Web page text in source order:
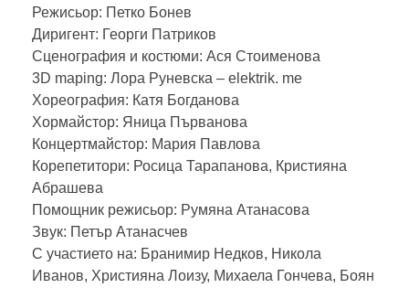
Режисьор: Петко Бонев
Диригент: Георги Патриков
Сценография и костюми: Ася Стоименова
3D maping: Лора Руневска – elektrik. me
Хореография: Катя Богданова
Хормайстор: Яница Първанова
Концертмайстор: Мария Павлова
Корепетитори: Росица Тарапанова, Кристияна
Абрашева
Помощник режисьор: Румяна Атанасова
Звук: Петър Атанасчев
С участието на: Бранимир Недков, Никола
Иванов, Християна Лоизу, Михаела Гончева, Боян